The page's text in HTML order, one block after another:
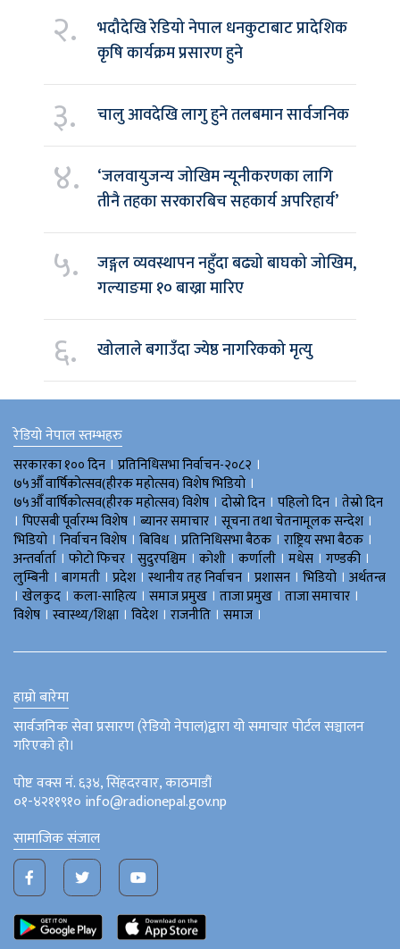
२.
भदौदेखि रेडियो नेपाल धनकुटाबाट प्रादेशिक
कृषि कार्यक्रम प्रसारण हुने
३. चालु आवदेखि लागु हुने तलबमान सार्वजनिक
४.
‘जलवायुजन्य जोखिम न्यूनीकरणका लागि
तीनै तहका सरकारबिच सहकार्य अपरिहार्य’
५.
जङ्गल व्यवस्थापन नहुँदा बढ्यो बाघको जोखिम,
गल्याङमा १० बाख्रा मारिए
६. खोलाले बगाउँदा ज्येष्ठ नागरिकको मृत्यु
रेडियो नेपाल स्तम्भहरु
सरकारका १०० दिन । प्रतिनिधिसभा निर्वाचन-२०८२ ।
७५औँ वार्षिकोत्सव(हीरक महोत्सव) विशेष भिडियाे ।
७५औँ वार्षिकोत्सव(हीरक महोत्सव) विशेष । दोस्रो दिन । पहिलो दिन । तेस्रो दिन
। पिएसबी पूर्वारम्भ विशेष । ब्यानर समाचार । सूचना तथा चेतनामूलक सन्देश ।
भिडियाे । निर्वाचन विशेष । बिविध। प्रतिनिधिसभा बैठक । राष्ट्रिय सभा बैठक ।
अन्तर्वार्ता । फोटो फिचर । सुदुरपश्चिम । काेशी । कर्णाली । मधेस । गण्डकी ।
लुम्बिनी । बागमती । प्रदेश । स्थानीय तह निर्वाचन । प्रशासन । भिडियो । अर्थतन्त्र
। खेलकुद । कला-साहित्य । समाज प्रमुख । ताजा प्रमुख । ताजा समाचार ।
विशेष । स्वास्थ्य/शिक्षा । विदेश । राजनीति । समाज ।
हाम्रो बारेमा
सार्वजनिक सेवा प्रसारण (रेडियो नेपाल)द्वारा यो समाचार पोर्टल सञ्चालन
गरिएको हो।
पोष्ट वक्स नं. ६३४, सिंहदरवार, काठमाडौं
०१-४२११९१० info@radionepal.gov.np
सामाजिक संजाल